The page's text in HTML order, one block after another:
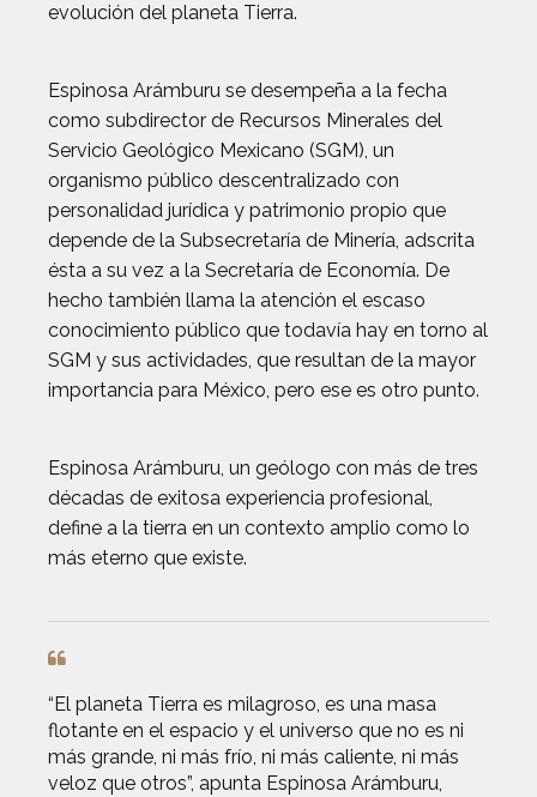
evolución del planeta Tierra.
Espinosa Arámburu se desempeña a la fecha
como subdirector de Recursos Minerales del
Servicio Geológico Mexicano (SGM), un
organismo público descentralizado con
personalidad jurídica y patrimonio propio que
depende de la Subsecretaría de Minería, adscrita
ésta a su vez a la Secretaría de Economía. De
hecho también llama la atención el escaso
conocimiento público que todavía hay en torno al
SGM y sus actividades, que resultan de la mayor
importancia para México, pero ese es otro punto.
Espinosa Arámburu, un geólogo con más de tres
décadas de exitosa experiencia profesional,
define a la tierra en un contexto amplio como lo
más eterno que existe.
“El planeta Tierra es milagroso, es una masa
flotante en el espacio y el universo que no es ni
más grande, ni más frío, ni más caliente, ni más
veloz que otros”, apunta Espinosa Arámburu,